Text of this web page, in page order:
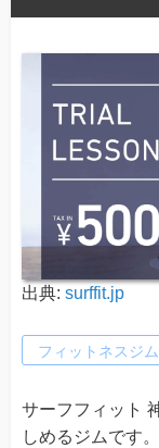
出典: surffit.jp
フィットネスジム
サーフフィット
しめるジムです